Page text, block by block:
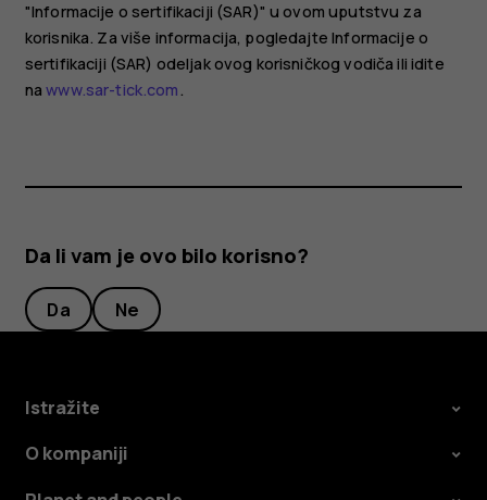
"Informacije o sertifikaciji (SAR)" u ovom uputstvu za
korisnika. Za više informacija, pogledajte Informacije o
sertifikaciji (SAR) odeljak ovog korisničkog vodiča ili idite
nawww.sar-tick.com.
Da li vam je ovo bilo korisno?
Da Ne
Istražite
O kompaniji